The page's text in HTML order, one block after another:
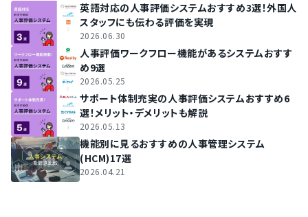
英語対応の人事評価システムおすすめ3選！外国人
スタッフにも伝わる評価を実現
2026.06.30
人事評価ワークフロー機能があるシステムおすす
め9選
2026.05.25
サポート体制充実の人事評価システムおすすめ6
選！メリット・デメリットも解説
2026.05.13
機能別に見るおすすめの人事管理システム
(HCM)17選
2026.04.21